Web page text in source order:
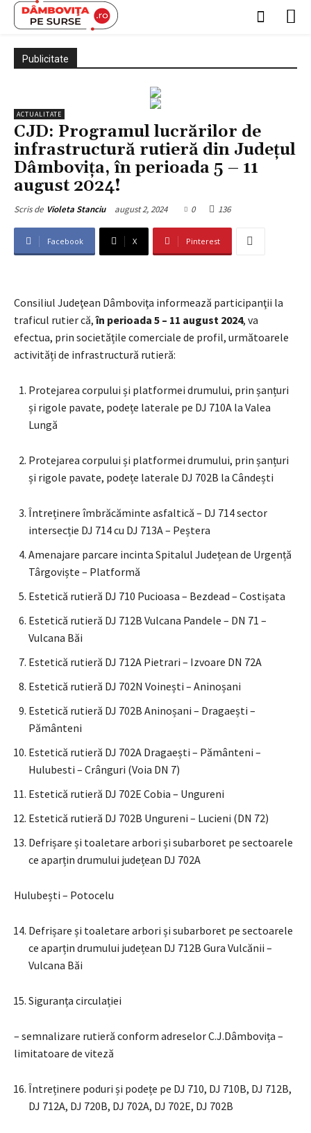
Publicitate
ACTUALITATE
CJD: Programul lucrărilor de
infrastructură rutieră din Județul
Dâmbovița, în perioada 5 – 11
august 2024!
Scris de Violeta Stanciu august 2, 2024 0 136
Facebook X Pinterest
Consiliul Judeţean Dâmboviţa informează participanţii la
traficul rutier că,în perioada 5 – 11 august 2024, va
efectua, prin societățile comerciale de profil, următoarele
activități de infrastructură rutieră:
Protejarea corpului și platformei drumului, prin șanțuri
și rigole pavate, podețe laterale pe DJ 710A la Valea
Lungă
Protejarea corpului și platformei drumului, prin șanțuri
și rigole pavate, podețe laterale DJ 702B la Cândești
Întreținere îmbrăcăminte asfaltică – DJ 714 sector
intersecție DJ 714 cu DJ 713A – Peștera
Amenajare parcare incinta Spitalul Județean de Urgență
Târgoviște – Platformă
Estetică rutieră DJ 710 Pucioasa – Bezdead – Costișata
Estetică rutieră DJ 712B Vulcana Pandele – DN 71 –
Vulcana Băi
Estetică rutieră DJ 712A Pietrari – Izvoare DN 72A
Estetică rutieră DJ 702N Voinești – Aninoșani
Estetică rutieră DJ 702B Aninoșani – Dragaești –
Pământeni
Estetică rutieră DJ 702A Dragaești – Pământeni –
Hulubesti – Crânguri (Voia DN 7)
Estetică rutieră DJ 702E Cobia – Ungureni
Estetică rutieră DJ 702B Ungureni – Lucieni (DN 72)
Defrișare și toaletare arbori și subarboret pe sectoarele
ce aparțin drumului județean DJ 702A
Hulubești – Potocelu
Defrișare și toaletare arbori și subarboret pe sectoarele
ce aparțin drumului județean DJ 712B Gura Vulcănii –
Vulcana Băi
Siguranța circulației
– semnalizare rutieră conform adreselor C.J.Dâmbovița –
limitatoare de viteză
Întreținere poduri și podețe pe DJ 710, DJ 710B, DJ 712B,
DJ 712A, DJ 720B, DJ 702A, DJ 702E, DJ 702B